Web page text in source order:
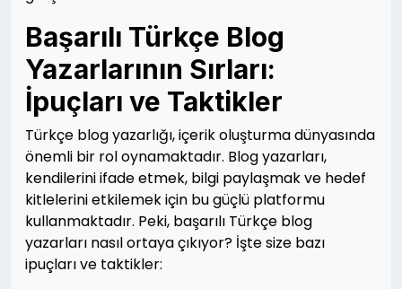
Başarılı Türkçe Blog
Yazarlarının Sırları:
İpuçları ve Taktikler
Türkçe blog yazarlığı, içerik oluşturma dünyasında
önemli bir rol oynamaktadır. Blog yazarları,
kendilerini ifade etmek, bilgi paylaşmak ve hedef
kitlelerini etkilemek için bu güçlü platformu
kullanmaktadır. Peki, başarılı Türkçe blog
yazarları nasıl ortaya çıkıyor? İşte size bazı
ipuçları ve taktikler: